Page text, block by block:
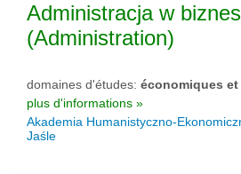
Administracja w
(Administration)
domaines d'études: économiques
plus d'informations »
Akademia Humanistyczno-
Jaśle